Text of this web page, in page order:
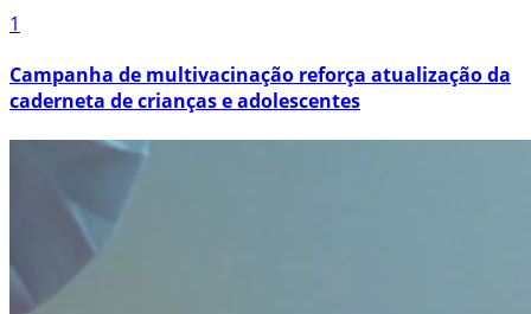
1
Campanha de multivacinação reforça atualização da
caderneta de crianças e adolescentes